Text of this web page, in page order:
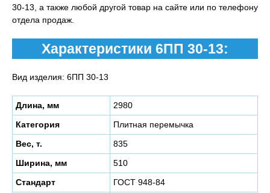
30-13, а также любой другой товар на сайте или по телефону
отдела продаж.
Характеристики 6ПП 30-13:
Вид изделия: 6ПП 30-13
Длина, мм
2980
Категория
Плитная перемычка
Вес, т.
835
Ширина, мм
510
Стандарт
ГОСТ 948-84